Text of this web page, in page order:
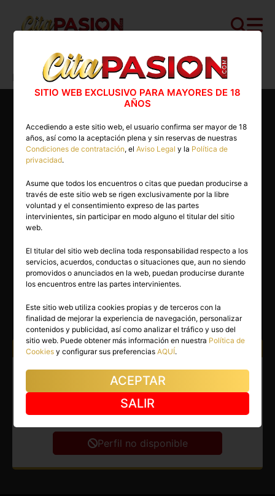
Cita PASION.COM>Escorts>Madrid>
Madrid capital>Deborah
31 años
DEBORAH
Madrid capital(Madrid)
(5)
Atiendo a: Hombres
Escort en Madrid capital.
Morenita latina con figura
sinuosa.
Perfil no disponible
SITIO WEB EXCLUSIVO PARA MAYORES DE 18
AÑOS
Accediendo a este sitio web, el usuario confirma ser mayor de 18
años, así como la aceptación plena y sin reservas de nuestras
Condiciones de contratación, elAviso Legal y la Política de
privacidad.
Asume que todos los encuentros o citas que puedan producirse a
través de este sitio web se rigen exclusivamente por la libre
voluntad y el consentimiento expreso de las partes
intervinientes, sin participar en modo alguno el titular del sitio
web.
El titular del sitio web declina toda responsabilidad respecto a los
servicios, acuerdos, conductas o situaciones que, aun no siendo
promovidos o anunciados en la web, puedan producirse durante
los encuentros entre las partes intervinientes.
Este sitio web utiliza cookies propias y de terceros con la
finalidad de mejorar la experiencia de navegación, personalizar
contenidos y publicidad, así como analizar el tráfico y uso del
sitio web. Puede obtener más información en nuestra Política de
Cookies y configurar sus preferenciasAQUÍ.
ACEPTAR
SALIR